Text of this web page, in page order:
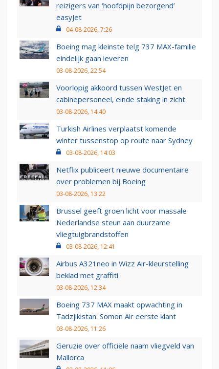
reizigers van ‘hoofdpijn bezorgend’
easyJet
04-08-2026, 7:26
Boeing mag kleinste telg 737 MAX-familie
eindelijk gaan leveren
03-08-2026, 22:54
Voorlopig akkoord tussen WestJet en
cabinepersoneel, einde staking in zicht
03-08-2026, 14:40
Turkish Airlines verplaatst komende
winter tussenstop op route naar Sydney
03-08-2026, 14:03
Netflix publiceert nieuwe documentaire
over problemen bij Boeing
03-08-2026, 13:22
Brussel geeft groen licht voor massale
Nederlandse steun aan duurzame
vliegtuigbrandstoffen
03-08-2026, 12:41
Airbus A321neo in Wizz Air-kleurstelling
beklad met graffiti
03-08-2026, 12:34
Boeing 737 MAX maakt opwachting in
Tadzjikistan: Somon Air eerste klant
03-08-2026, 11:26
Geruzie over officiële naam vliegveld van
Mallorca